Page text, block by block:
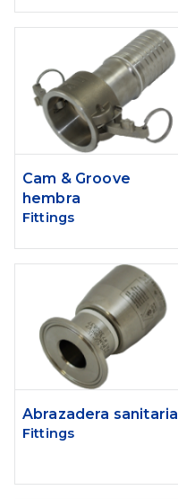
Cam & Groove
hembra
Fittings
Abrazadera sanitaria
Fittings